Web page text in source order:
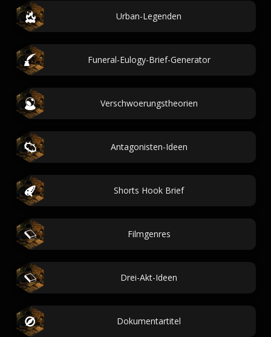
Urban-Legenden
Funeral-Eulogy-Brief-Generator
Verschwoerungstheorien
Antagonisten-Ideen
Shorts Hook Brief
Filmgenres
Drei-Akt-Ideen
Dokumentartitel